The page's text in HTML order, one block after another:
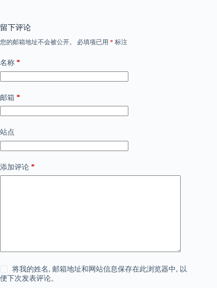
留下评论
您的邮箱地址不会被公开。 必填项已用 * 标注
名称 *
邮箱 *
站点
添加评论 *
将我的姓名, 邮箱地址和网站信息保存在此浏览器中, 以
便下次发表评论。